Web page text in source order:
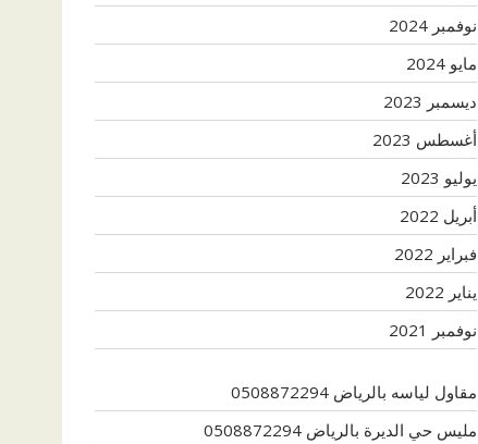
نوفمبر 2024
مايو 2024
ديسمبر 2023
أغسطس 2023
يوليو 2023
أبريل 2022
فبراير 2022
يناير 2022
نوفمبر 2021
مقاول لياسه بالرياض 0508872294
مليس حي الديرة بالرياض 0508872294